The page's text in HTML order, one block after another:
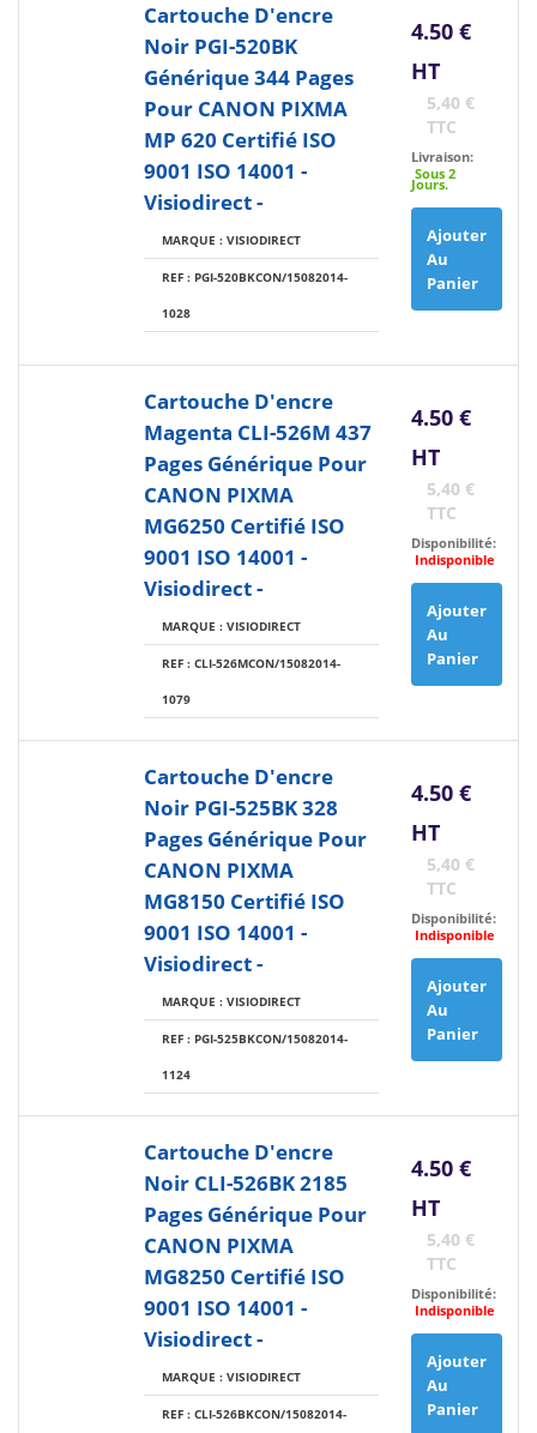
Cartouche D'encre
Noir PGI-520BK
Générique 344 Pages
Pour CANON PIXMA
MP 620 Certifié ISO
9001 ISO 14001 -
Visiodirect -
MARQUE : VISIODIRECT
REF : PGI-520BKCON/15082014-
1028
4.50 €
HT
5,40 €
TTC
Livraison:
Sous 2
Jours.
Ajouter
Au
Panier
Cartouche D'encre
Magenta CLI-526M 437
Pages Générique Pour
CANON PIXMA
MG6250 Certifié ISO
9001 ISO 14001 -
Visiodirect -
MARQUE : VISIODIRECT
REF : CLI-526MCON/15082014-
1079
4.50 €
HT
5,40 €
TTC
Disponibilité:
Indisponible
Ajouter
Au
Panier
Cartouche D'encre
Noir PGI-525BK 328
Pages Générique Pour
CANON PIXMA
MG8150 Certifié ISO
9001 ISO 14001 -
Visiodirect -
MARQUE : VISIODIRECT
REF : PGI-525BKCON/15082014-
1124
4.50 €
HT
5,40 €
TTC
Disponibilité:
Indisponible
Ajouter
Au
Panier
Cartouche D'encre
Noir CLI-526BK 2185
Pages Générique Pour
CANON PIXMA
MG8250 Certifié ISO
9001 ISO 14001 -
Visiodirect -
MARQUE : VISIODIRECT
REF : CLI-526BKCON/15082014-
4.50 €
HT
5,40 €
TTC
Disponibilité:
Indisponible
Ajouter
Au
Panier